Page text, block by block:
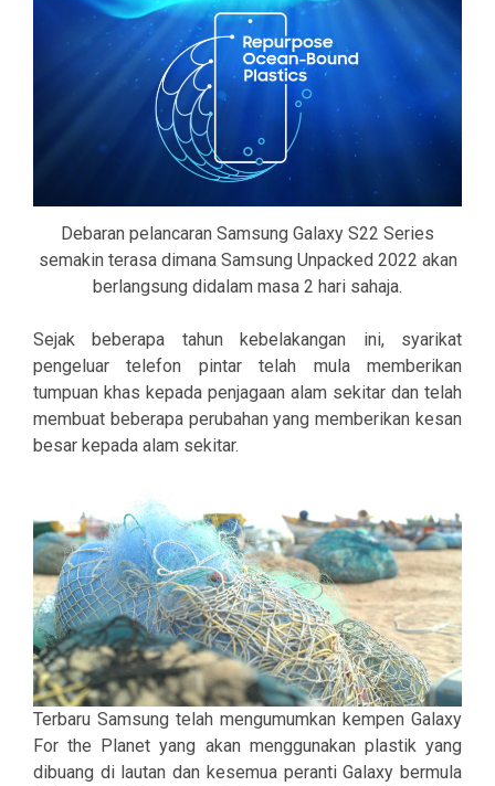
Debaran pelancaran Samsung Galaxy S22 Series
semakin terasa dimana Samsung Unpacked 2022 akan
berlangsung didalam masa 2 hari sahaja.
Sejak beberapa tahun kebelakangan ini, syarikat
pengeluar telefon pintar telah mula memberikan
tumpuan khas kepada penjagaan alam sekitar dan telah
membuat beberapa perubahan yang memberikan kesan
besar kepada alam sekitar.
Terbaru Samsung telah mengumumkan kempen Galaxy
For the Planet yang akan menggunakan plastik yang
dibuang di lautan dan kesemua peranti Galaxy bermula